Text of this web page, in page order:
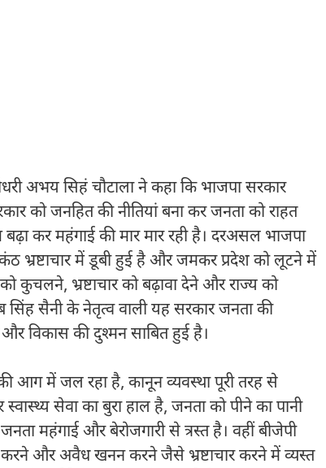
अभय सिहं चौटाला ने कहा कि भाजपा सरकार
को जनहित की नीतियां बना कर जनता को राहत
कर महंगाई की मार मार रही है। दरअसल भाजपा
भ्रष्टाचार में डूबी हुई है और जमकर प्रदेश को लूटने में
कुचलने, भ्रष्टाचार को बढ़ावा देने और राज्य को
सैनी के नेतृत्व वाली यह सरकार जनता की
विकास की दुश्मन साबित हुई है।
आग में जल रहा है, कानून व्यवस्था पूरी तरह से
सेवा का बुरा हाल है, जनता को पीने का पानी
महंगाई और बेरोजगारी से त्रस्त है। वहीं बीजेपी
करने और अवैध खनन करने जैसे भ्रष्टाचार करने में व्यस्त